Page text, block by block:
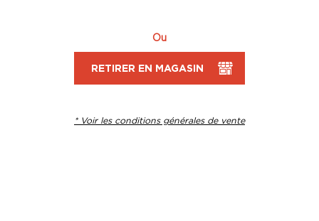
Ou
RETIRER EN MAGASIN
* Voir les conditions générales de vente